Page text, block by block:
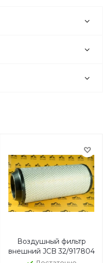
Воздушный фильтр
внешний JCB 32/917804